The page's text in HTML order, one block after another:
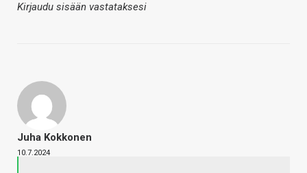
Kirjaudu sisään vastataksesi
Juha Kokkonen
10.7.2024